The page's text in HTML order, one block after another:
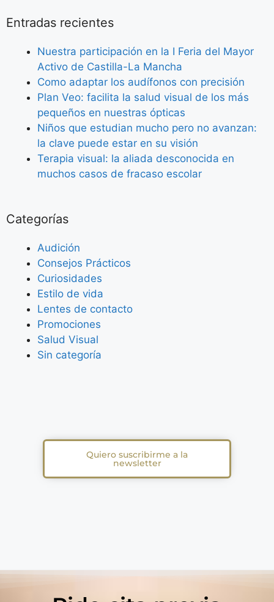
Entradas recientes
Nuestra participación en la I Feria del Mayor
Activo de Castilla-La Mancha
Como adaptar los audífonos con precisión
Plan Veo: facilita la salud visual de los más
pequeños en nuestras ópticas
Niños que estudian mucho pero no avanzan:
la clave puede estar en su visión
Terapia visual: la aliada desconocida en
muchos casos de fracaso escolar
Categorías
Audición
Consejos Prácticos
Curiosidades
Estilo de vida
Lentes de contacto
Promociones
Salud Visual
Sin categoría
Quiero suscribirme a la
newsletter